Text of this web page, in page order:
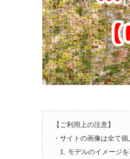
【ご利用上の注意】
・サイトの画像は全て
1. モデルのイメージ